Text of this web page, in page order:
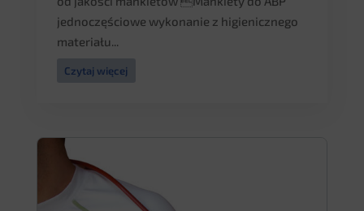
jednoczęściowe wykonanie z higienicznego
materiału...
Czytaj więcej